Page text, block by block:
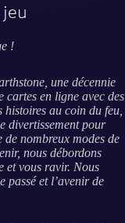
!
une décennie
cartes en ligne avec des
histoires au coin du feu,
divertissement pour
nombreux modes de
nous débordons
et vous ravir. Nous
passé et l’avenir de